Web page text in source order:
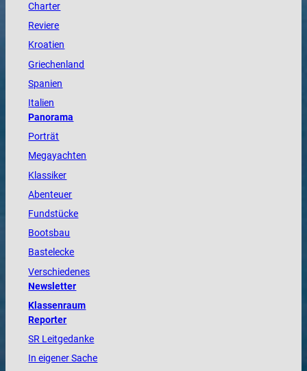
Charter
Reviere
Kroatien
Griechenland
Spanien
Italien
Panorama
Porträt
Megayachten
Klassiker
Abenteuer
Fundstücke
Bootsbau
Bastelecke
Verschiedenes
Newsletter
Klassenraum
Reporter
SR Leitgedanke
In eigener Sache